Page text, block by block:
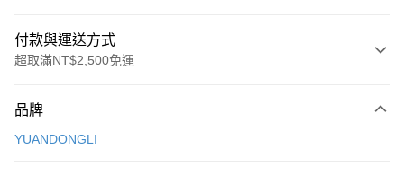
付款與運送方式
超取滿NT$2,500免運
信用卡一次付款
品牌
YUANDONGLI